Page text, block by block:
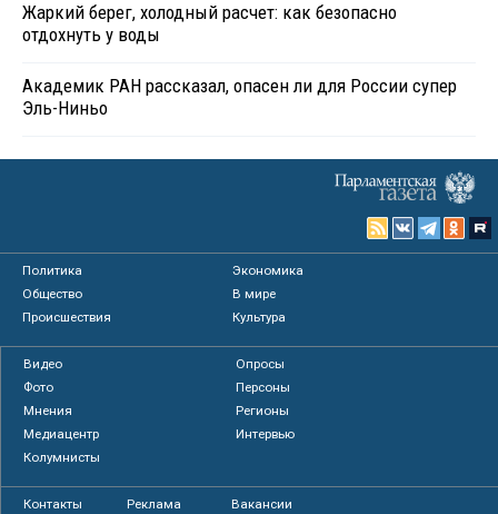
Жаркий берег, холодный расчет: как безопасно
отдохнуть у воды
Академик РАН рассказал, опасен ли для России супер
Эль-Ниньо
Политика
Экономика
Общество
В мире
Происшествия
Культура
Видео
Опросы
Фото
Персоны
Мнения
Регионы
Медиацентр
Интервью
Колумнисты
Контакты Реклама Вакансии